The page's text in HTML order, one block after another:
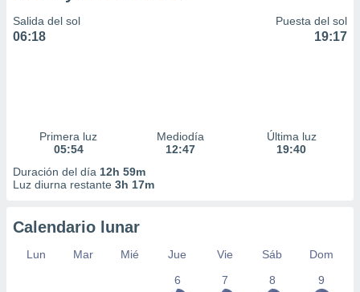
Salida del sol
06:18
Puesta del sol
19:17
Primera luz
05:54
Mediodía
12:47
Última luz
19:40
Duración del día 12h 59m
Luz diurna restante 3h 17m
Calendario lunar
Lun Mar Mié Jue Vie Sáb
Dom
6
7 8 9